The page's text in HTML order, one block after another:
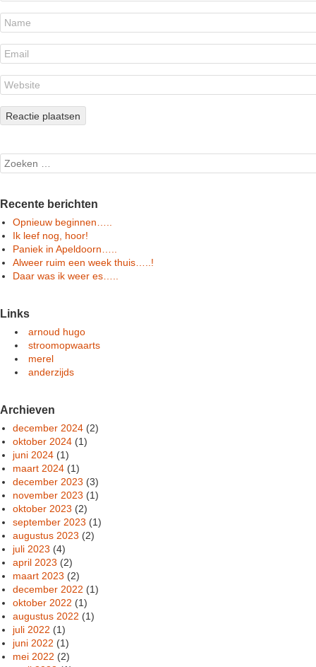
Search
Recente berichten
Opnieuw beginnen…..
Ik leef nog, hoor!
Paniek in Apeldoorn…..
Alweer ruim een week thuis…..!
Daar was ik weer es…..
Links
arnoud hugo
stroomopwaarts
merel
anderzijds
Archieven
december 2024 (2)
oktober 2024 (1)
juni 2024 (1)
maart 2024 (1)
december 2023 (3)
november 2023 (1)
oktober 2023 (2)
september 2023 (1)
augustus 2023 (2)
juli 2023 (4)
april 2023 (2)
maart 2023 (2)
december 2022 (1)
oktober 2022 (1)
augustus 2022 (1)
juli 2022 (1)
juni 2022 (1)
mei 2022 (2)